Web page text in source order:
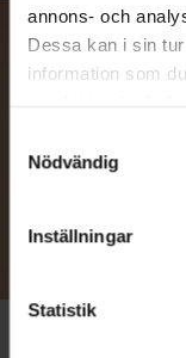
annons- och
Dessa kan i sin
information som
Nödvändig
Inställningar
Statistik